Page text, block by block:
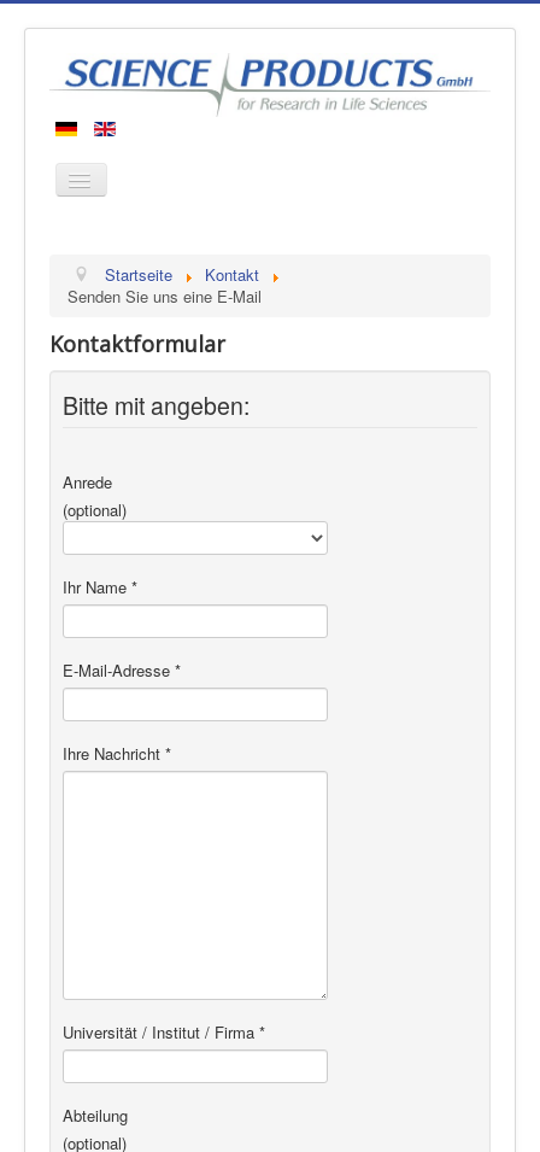
Produkte
Kontakt
Startseite
Kontakt
Senden Sie uns eine E-Mail
Kontaktformular
Bitte mit angeben:
Anrede
(optional)
Ihr Name *
E-Mail-Adresse *
Ihre Nachricht *
Universität / Institut / Firma *
Abteilung
(optional)